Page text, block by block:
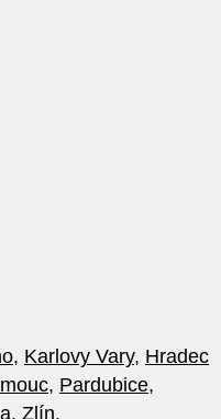
, Karlovy Vary, Hradec
, Pardubice,
, Zlín.